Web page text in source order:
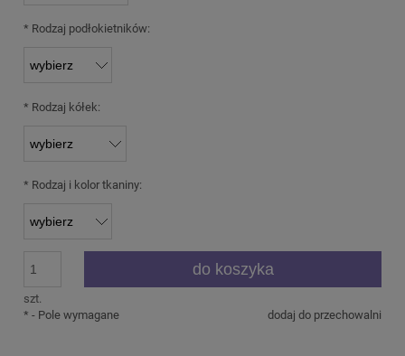
* Rodzaj podłokietników:
* Rodzaj kółek:
* Rodzaj i kolor tkaniny:
szt.
do koszyka
dodaj do przechowalni
* - Pole wymagane